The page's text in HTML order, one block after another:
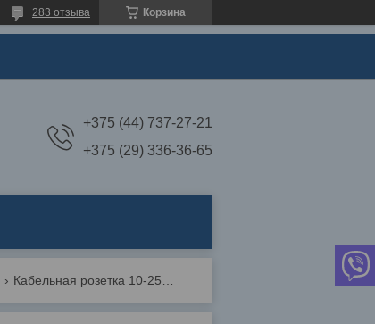
Корзина
283 отзыва
+375 (44) 737-27-21
+375 (29) 336-36-65